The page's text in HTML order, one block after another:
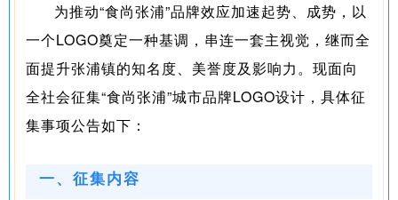
为推动“食尚张浦”品牌效应加速起势、成势，以
一个LOGO奠定一种基调，串连一套主视觉，继而全
面提升张浦镇的知名度、美誉度及影响力。现面向
全社会征集“食尚张浦”城市品牌LOGO设计，具体征
集事项公告如下：
一、征集内容